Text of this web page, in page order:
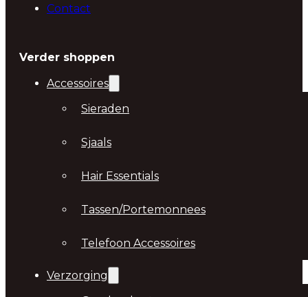
Contact
Verder shoppen
Accessoires
Sieraden
Sjaals
Hair Essentials
Tassen/Portemonnees
Telefoon Accessoires
Verzorging